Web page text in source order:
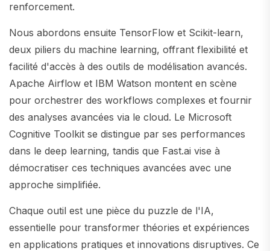
renforcement.
Nous abordons ensuite TensorFlow et Scikit-learn,
deux piliers du machine learning, offrant flexibilité et
facilité d'accès à des outils de modélisation avancés.
Apache Airflow et IBM Watson montent en scène
pour orchestrer des workflows complexes et fournir
des analyses avancées via le cloud. Le Microsoft
Cognitive Toolkit se distingue par ses performances
dans le deep learning, tandis que Fast.ai vise à
démocratiser ces techniques avancées avec une
approche simplifiée.
Chaque outil est une pièce du puzzle de l'IA,
essentielle pour transformer théories et expériences
en applications pratiques et innovations disruptives. Ce